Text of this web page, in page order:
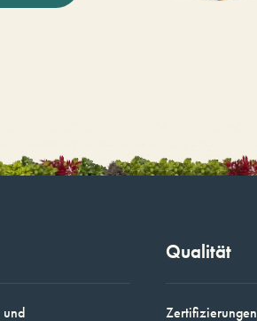
Qualität
Zertifizierungen